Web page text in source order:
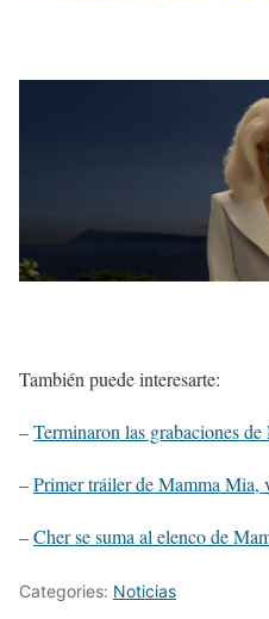
También puede interesarte:
–Terminaron las grabaciones
–Primer tráiler de Mamma Mia,
–Cher se suma al elenco de
Categories: Noticias